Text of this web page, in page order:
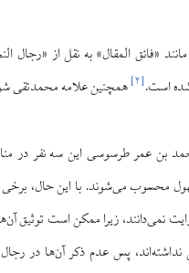
«فائق المقال» به نقل از «رجال
است.[۲]همچنین علامه محمدتقی
بن عمر طرسوسی این سه نفر در
محسوب می‌شوند. با این حال،
نمی‌دانند، زیرا ممکن است توثیق
پس عدم ذکر آن‌ها در